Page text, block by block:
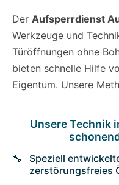
Der Aufsperrdienst
Werkzeuge und
Türöffnungen ohne
bieten schnelle Hilfe
Eigentum. Unsere
Unsere Technik
Speziell
zerstörungsfreies